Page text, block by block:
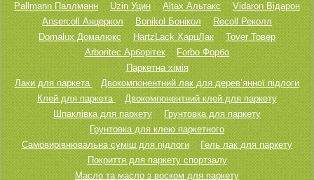
Pallmann Паллманн
Uzin Уцин Altax Альтакс
Vidaron Відарон
Ansercoll Анцеркол
Bonikol Бонікол
Recoll Реколл
Domalux Домалюкс
HartzLack ХарцЛак
Tover Товер
Arboritec Арборітек
Forbo Форбо
Паркетна хімія
Лаки для паркета
Двокомпонентний лак для дерев’янної підлоги
Клей для паркета
Двокомпонентний клей для паркету
Шпаклівка для паркету
Грунтовка для паркету
Грунтовка для клею паркетного
Самовирівнювальна суміш для підлоги
Гель лак для паркету
Покриття для паркету спортзалу
Масло та масло з воском для паркету